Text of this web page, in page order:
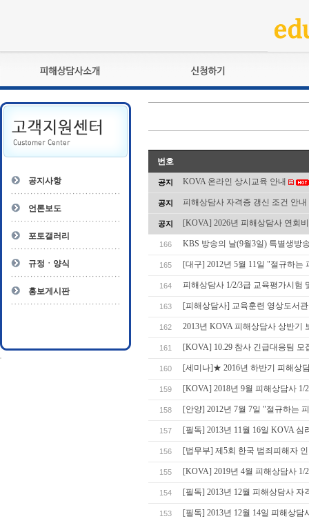
피해상담사란?
자격관리규정
상담사 자격증 확인
- 피해상담사 1급
- 전문수련감독자
- 전문수련기관
교육훈련
자격심사
자격복원
공지사항
언론보도
포토갤러리
규정ㆍ양식
홍보게시판
번호
공지 KOVA 온라인 상시교육 안내
공지 피해상담사 자격증 갱신 조건 안내
공지 [KOVA] 2026년 피해상담사 연회
166 KBS 방송의 날(9월3일) 특별생방
165 [대구] 2012년 5월 11일 "절규하
164 피해상담사 1/2/3급 교육평가시험
163 [피해상담사] 교육훈련 영상도서
162 2013년 KOVA 피해상담사 상반
161 [KOVA] 10.29 참사 긴급대응팀 모
160 [세미나]★ 2016년 하반기 피해상
159 [KOVA] 2018년 9월 피해상담사 1/
158 [안양] 2012년 7월 7일 "절규하는
157 [필독] 2013년 11월 16일 KOVA
156 [법무부] 제5회 한국 범죄피해자
155 [KOVA] 2019년 4월 피해상담사 1/
154 [필독] 2013년 12월 피해상담사 자
153 [필독] 2013년 12월 14일 피해상담